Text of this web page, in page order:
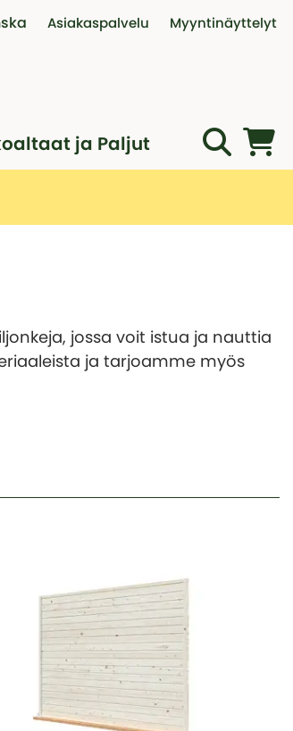
Asiakaspalvelu
Palautus, reklamaatio ja
Asennusapua
Myyntinäyttelyt
ja Paljut
jossa voit istua ja nauttia
ja tarjoamme myös